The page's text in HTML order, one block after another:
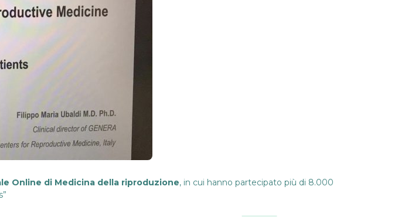
Online di Medicina della riproduzione, in cui hanno partecipato più di 8.000